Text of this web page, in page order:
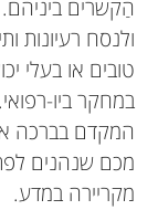
הַקשרים
ולנסח רעיונות
טובים או בעלי
במחקר ביו-
המקדם בברכה
מכם שנהנים
מקריירה במדע.